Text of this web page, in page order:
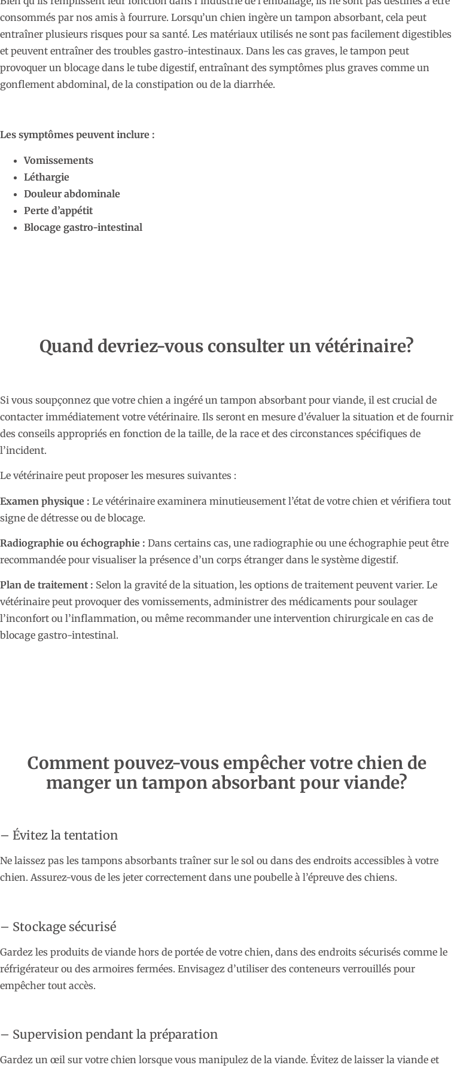
consommés par nos amis à fourrure. Lorsqu’un chien ingère un tampon absorbant, cela peut
entraîner plusieurs risques pour sa santé. Les matériaux utilisés ne sont pas facilement digestibles
et peuvent entraîner des troubles gastro-intestinaux. Dans les cas graves, le tampon peut
provoquer un blocage dans le tube digestif, entraînant des symptômes plus graves comme un
gonflement abdominal, de la constipation ou de la diarrhée.
Les symptômes peuvent inclure :
Vomissements
Léthargie
Douleur abdominale
Perte d’appétit
Blocage gastro-intestinal
Quand devriez-vous consulter un vétérinaire?
Si vous soupçonnez que votre chien a ingéré un tampon absorbant pour viande, il est crucial de
contacter immédiatement votre vétérinaire. Ils seront en mesure d’évaluer la situation et de fournir
des conseils appropriés en fonction de la taille, de la race et des circonstances spécifiques de
l’incident.
Le vétérinaire peut proposer les mesures suivantes :
Examen physique : Le vétérinaire examinera minutieusement l’état de votre chien et vérifiera tout
signe de détresse ou de blocage.
Radiographie ou échographie : Dans certains cas, une radiographie ou une échographie peut être
recommandée pour visualiser la présence d’un corps étranger dans le système digestif.
Plan de traitement : Selon la gravité de la situation, les options de traitement peuvent varier. Le
vétérinaire peut provoquer des vomissements, administrer des médicaments pour soulager
l’inconfort ou l’inflammation, ou même recommander une intervention chirurgicale en cas de
blocage gastro-intestinal.
Comment pouvez-vous empêcher votre chien de
manger un tampon absorbant pour viande?
– Évitez la tentation
Ne laissez pas les tampons absorbants traîner sur le sol ou dans des endroits accessibles à votre
chien. Assurez-vous de les jeter correctement dans une poubelle à l’épreuve des chiens.
– Stockage sécurisé
Gardez les produits de viande hors de portée de votre chien, dans des endroits sécurisés comme le
réfrigérateur ou des armoires fermées. Envisagez d’utiliser des conteneurs verrouillés pour
empêcher tout accès.
– Supervision pendant la préparation
Gardez un œil sur votre chien lorsque vous manipulez de la viande. Évitez de laisser la viande et